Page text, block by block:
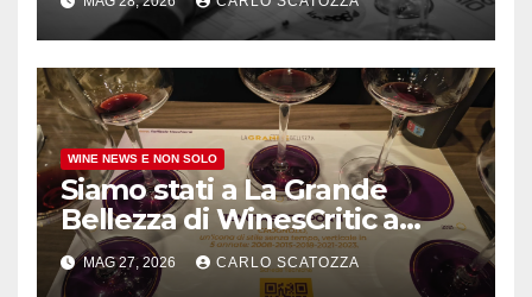
comune irpino
WINE NEWS E NON SOLO
Siamo stati a La Grande
Bellezza di WinesCritic a
Napoli, davvero bello e non
banale
MAG 27, 2026 CARLO SCATOZZA